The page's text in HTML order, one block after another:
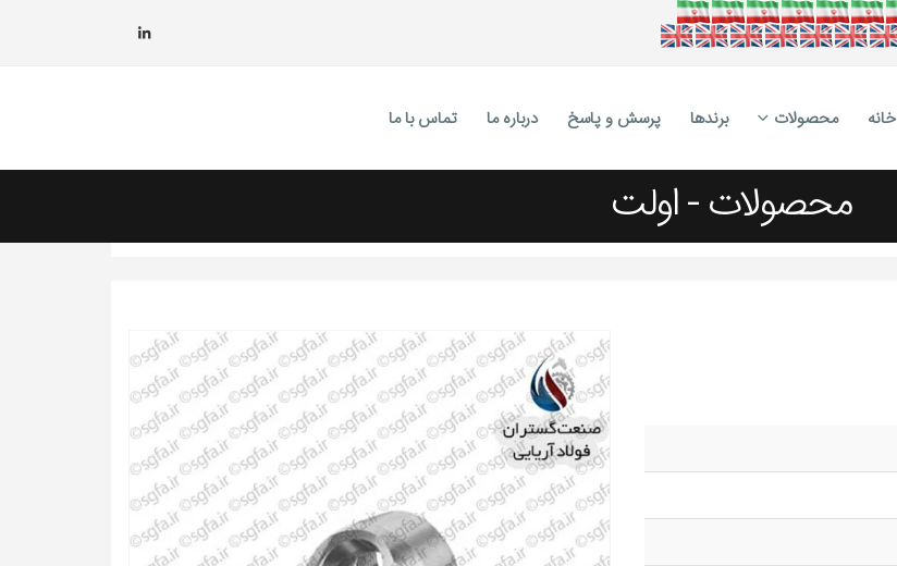
خانه محصولات برندها پرسش و پاسخ درباره ما تماس با ما
محصولات - اولت